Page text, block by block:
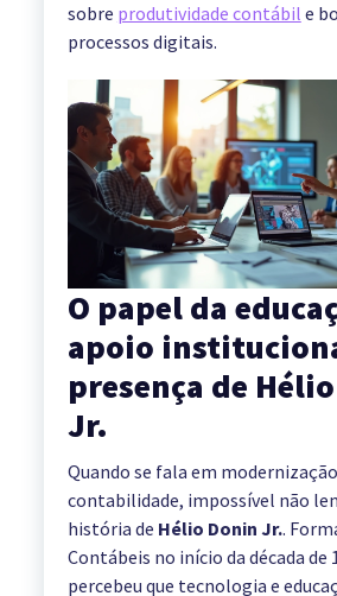
sobre produtividade contábil e
processos digitais.
O papel da
apoio
presença de
Jr.
Quando se fala em
contabilidade, impossível não
história de Hélio Donin Jr..
Contábeis no início da década de
percebeu que tecnologia e